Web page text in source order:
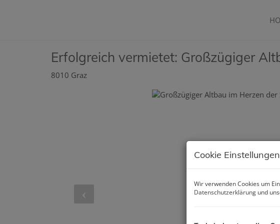
Erfolgreich vermietet: Großzügiger
8010 Graz
Cookie Einstellungen
Wir verwenden Cookies um
Datenschutzerklärung und